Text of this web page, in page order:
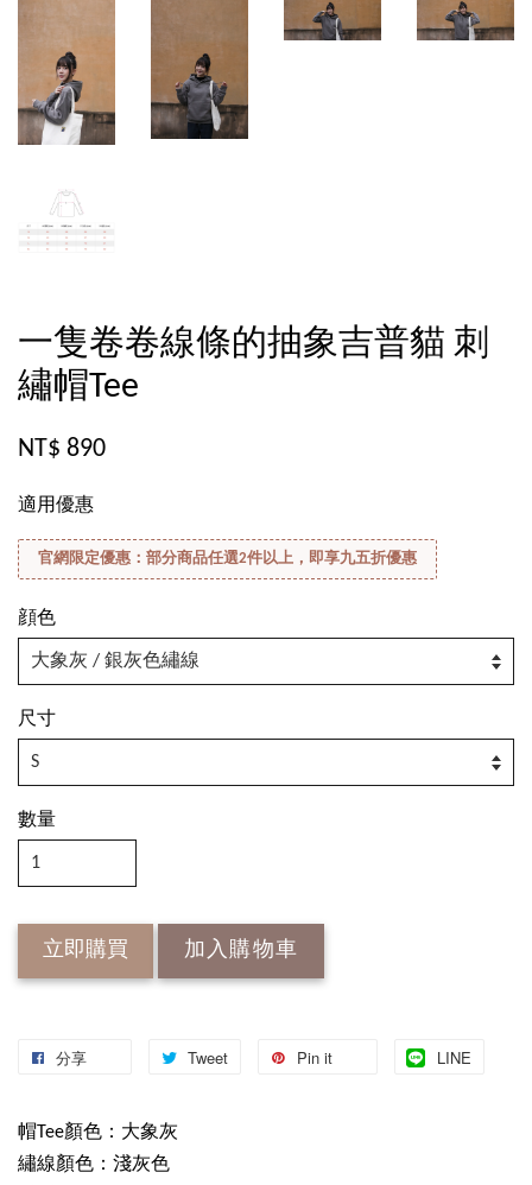
一隻卷卷線條的抽象吉普貓 刺
繡帽Tee
NT$ 890
適用優惠
官網限定優惠：部分商品任選2件以上，即享九五折優惠
顔色
尺寸
數量
立即購買 加入購物車
分享 Tweet Pin it LINE
帽Tee顏色：大象灰
繡線顏色：淺灰色